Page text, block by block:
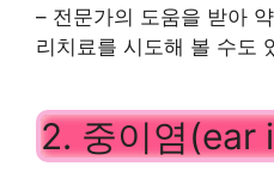
– 전문가의 도움을 받아
리치료를 시도해 볼 수도
2. 중이염(ear